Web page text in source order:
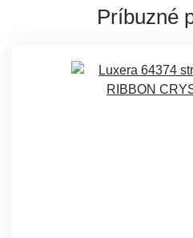
Príbuzné